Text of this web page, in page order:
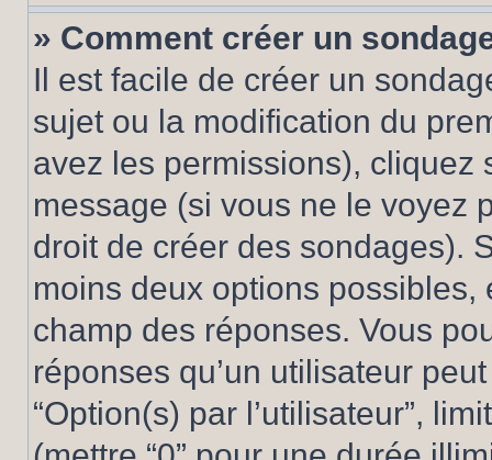
» Comment créer un
Il est facile de créer un
sujet ou la modification du
avez les permissions), cliquez
message (si vous ne le voyez
droit de créer des sondages).
moins deux options
champ des réponses. Vous
réponses qu’un utilisateur
“Option(s) par l’utilisateur”,